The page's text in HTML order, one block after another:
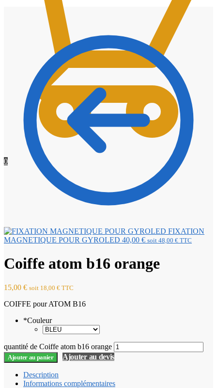
0
FIXATION
MAGNETIQUE POUR GYROLED 40,00 € soit 48,00 € TTC
Coiffe atom b16 orange
15,00 € soit 18,00 € TTC
COIFFE pour ATOM B16
*Couleur
quantité de Coiffe atom b16 orange
Ajouter au panier Ajouter au devis
Description
Informations complémentaires